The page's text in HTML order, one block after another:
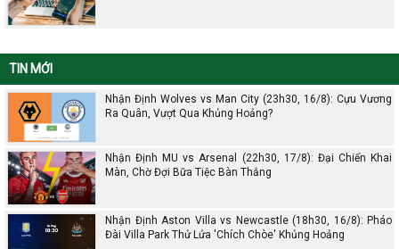
TIN MỚI
Nhận Định Wolves vs Man City (23h30, 16/8): Cựu Vương
Ra Quân, Vượt Qua Khủng Hoảng?
Nhận Định MU vs Arsenal (22h30, 17/8): Đại Chiến Khai
Màn, Chờ Đợi Bữa Tiệc Bàn Thắng
Nhận Định Aston Villa vs Newcastle (18h30, 16/8): Pháo
Đài Villa Park Thử Lửa 'Chích Chòe' Khủng Hoảng